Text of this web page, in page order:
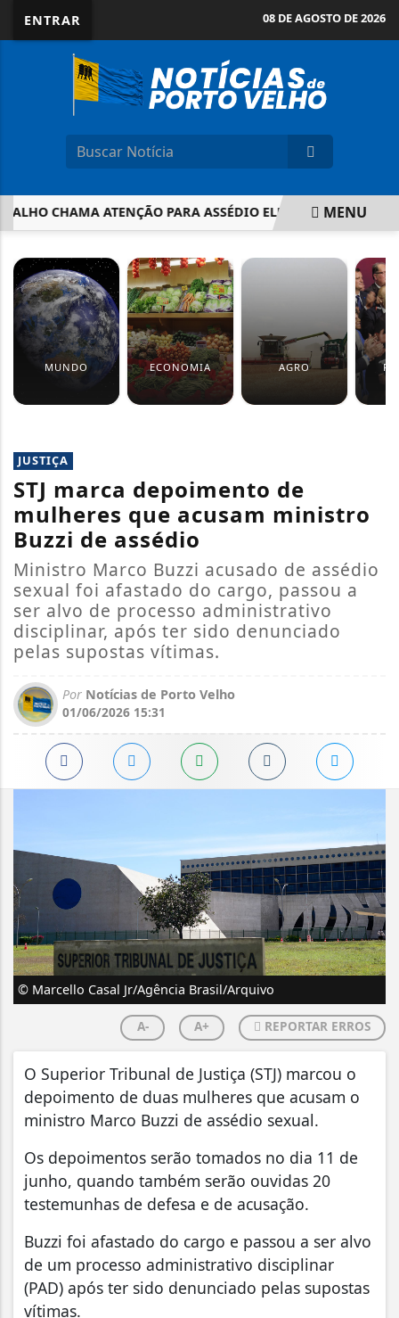
ENTRAR 08 DE AGOSTO DE 2026
CHAMA ATENÇÃO PARA ASSÉDIO ELEITORAL MENU
MUNDO ECONOMIA AGRO
JUSTIÇA
STJ marca depoimento de
mulheres que acusam ministro
Buzzi de assédio
Ministro Marco Buzzi acusado de assédio
sexual foi afastado do cargo, passou a
ser alvo de processo administrativo
disciplinar, após ter sido denunciado
pelas supostas vítimas.
Por Notícias de Porto Velho
01/06/2026 15:31
© Marcello Casal Jr/Agência Brasil/Arquivo
A- A+ REPORTAR ERROS
O Superior Tribunal de Justiça (STJ) marcou o
depoimento de duas mulheres que acusam o
ministro Marco Buzzi de assédio sexual.
Os depoimentos serão tomados no dia 11 de
junho, quando também serão ouvidas 20
testemunhas de defesa e de acusação.
Buzzi foi afastado do cargo e passou a ser alvo
de um processo administrativo disciplinar
(PAD) após ter sido denunciado pelas supostas
vítimas.